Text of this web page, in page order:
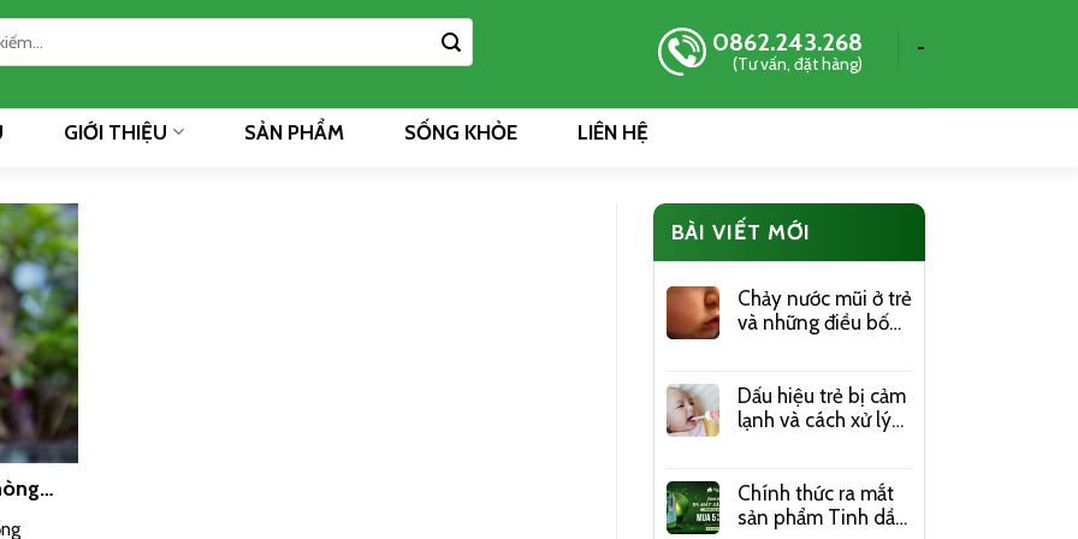
0862.243.268
(Tư vấn, đặt hàng)
-
GIỚI THIỆU SẢN PHẨM SỐNG KHỎE LIÊN HỆ
BÀI VIẾT MỚI
Chảy nước mũi ở trẻ
và những điều bố
Dấu hiệu trẻ bị cảm
lạnh và cách xử lý
Chính thức ra mắt
sản phẩm Tinh dầu